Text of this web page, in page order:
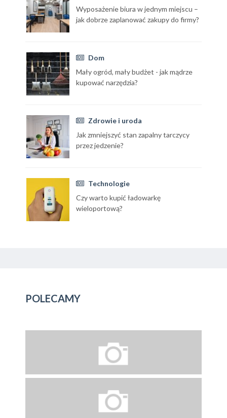
Wyposażenie biura w jednym miejscu –
jak dobrze zaplanować zakupy do firmy?
Dom
Mały ogród, mały budżet - jak mądrze
kupować narzędzia?
Zdrowie i uroda
Jak zmniejszyć stan zapalny tarczycy
przez jedzenie?
Technologie
Czy warto kupić ładowarkę
wieloportową?
POLECAMY